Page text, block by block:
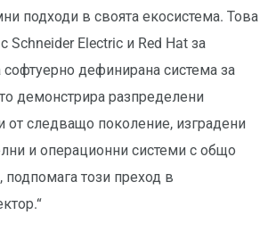
подходи в своята екосистема. Това
Schneider Electric и Red Hat за
софтуерно дефинирана система за
демонстрира разпределени
от следващо поколение, изградени
и операционни системи с общо
подпомага този преход в